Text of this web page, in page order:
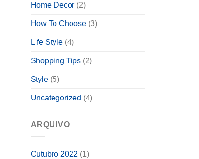
Home Decor (2)
How To Choose (3)
Life Style (4)
Shopping Tips (2)
Style (5)
Uncategorized (4)
ARQUIVO
Outubro 2022 (1)